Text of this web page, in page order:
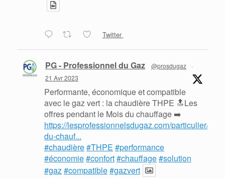
Twitter
PG - Professionnel du Gaz @prosdugaz
·
21 Avr 2023
Performante, économique et compatible
avec le gaz vert : la chaudière THPE 🔝Les
offres pendant le Mois du chauffage ➡️
https://lesprofessionnelsdugaz.com/particulier/
du-chauf...
#chaudière#THPE #performance
#économie#confort#chauffage#solution
#gaz#compatible#gazvert